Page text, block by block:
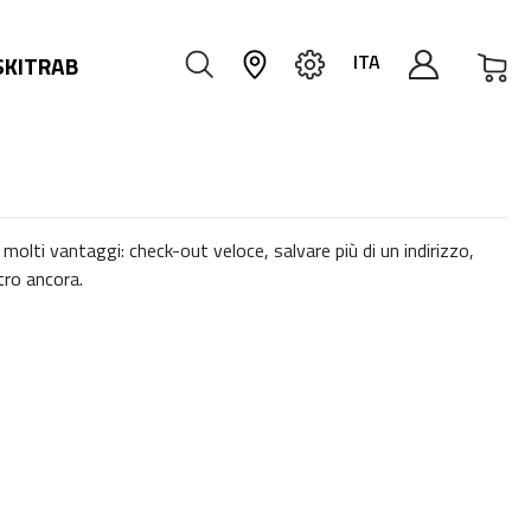
ITA
vantaggi: check-out veloce, salvare più di un indirizzo,
ancora.